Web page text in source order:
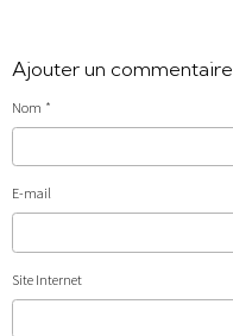
Ajouter un commentaire
Nom
E-mail
Site Internet